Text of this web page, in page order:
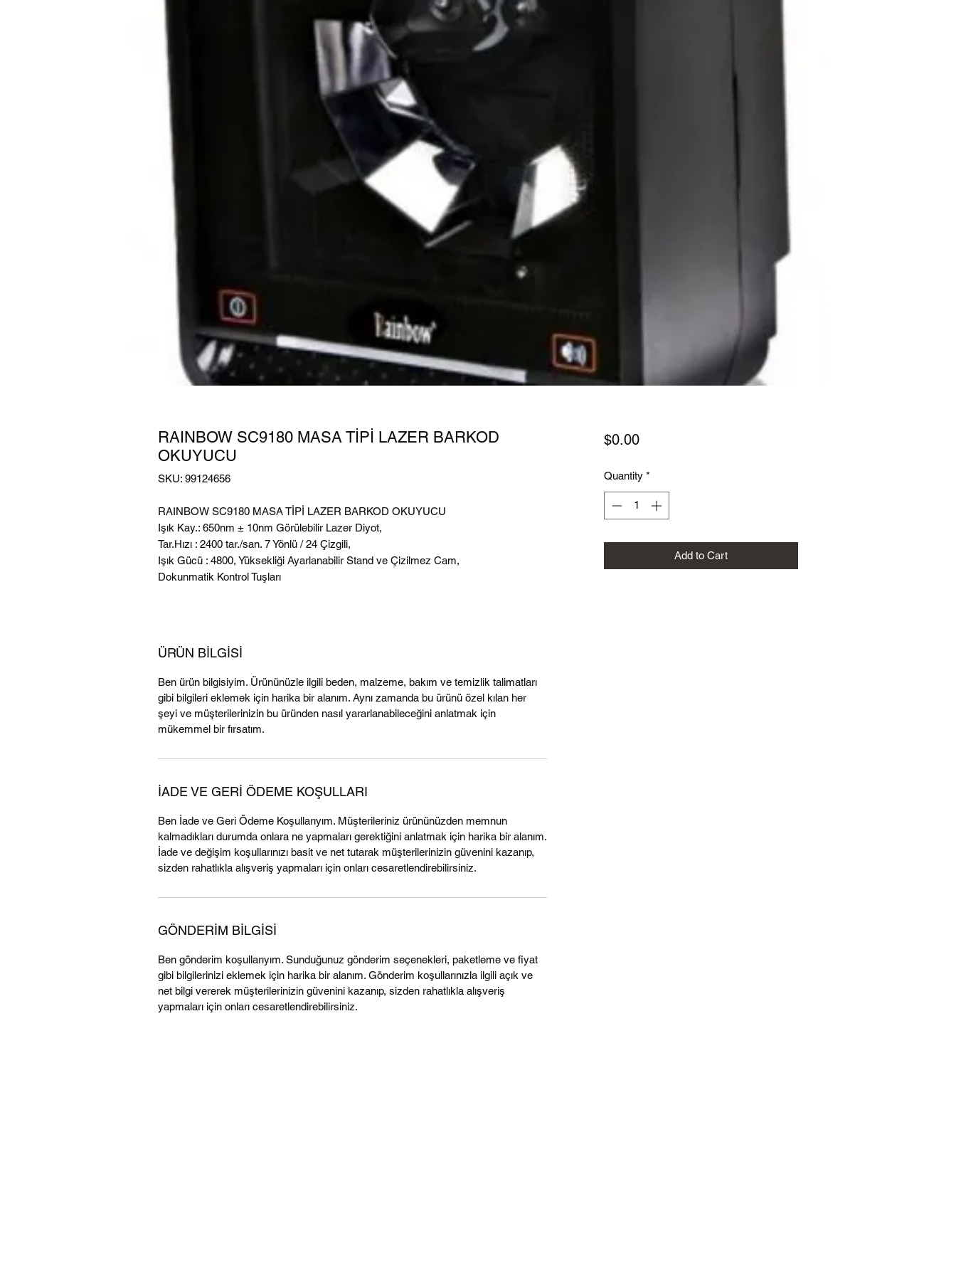
RAINBOW SC9180 MASA TİPİ LAZER BARKOD
OKUYUCU
SKU: 99124656
RAINBOW SC9180 MASA TİPİ LAZER BARKOD OKUYUCU
Işık Kay.: 650nm ± 10nm Görülebilir Lazer Diyot,
Tar.Hızı : 2400 tar./san. 7 Yönlü / 24 Çizgili,
Işık Gücü : 4800, Yüksekliği Ayarlanabilir Stand ve Çizilmez Cam,
Dokunmatik Kontrol Tuşları
ÜRÜN BİLGİSİ
Ben ürün bilgisiyim. Ürününüzle ilgili beden, malzeme, bakım ve temizlik talimatları
gibi bilgileri eklemek için harika bir alanım. Aynı zamanda bu ürünü özel kılan her
şeyi ve müşterilerinizin bu üründen nasıl yararlanabileceğini anlatmak için
mükemmel bir fırsatım.
İADE VE GERİ ÖDEME KOŞULLARI
Ben İade ve Geri Ödeme Koşullarıyım. Müşterileriniz ürününüzden memnun
kalmadıkları durumda onlara ne yapmaları gerektiğini anlatmak için harika bir alanım.
İade ve değişim koşullarınızı basit ve net tutarak müşterilerinizin güvenini kazanıp,
sizden rahatlıkla alışveriş yapmaları için onları cesaretlendirebilirsiniz.
GÖNDERİM BİLGİSİ
Ben gönderim koşullarıyım. Sunduğunuz gönderim seçenekleri, paketleme ve fiyat
gibi bilgilerinizi eklemek için harika bir alanım. Gönderim koşullarınızla ilgili açık ve
net bilgi vererek müşterilerinizin güvenini kazanıp, sizden rahatlıkla alışveriş
yapmaları için onları cesaretlendirebilirsiniz.
$0.00Price
Quantity *
Add to Cart